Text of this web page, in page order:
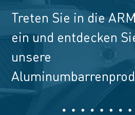
Treten Sie in die
ein und entdecken
unsere